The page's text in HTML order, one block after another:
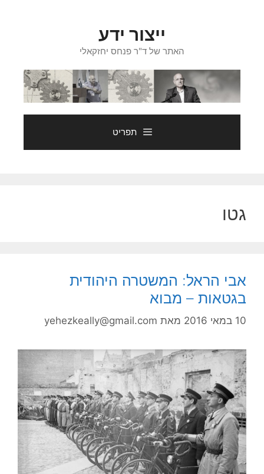
ייצור ידע
האתר של ד"ר פנחס יחזקאלי
תפריט
גטו
אבי הראל: המשטרה היהודית
בגטאות – מבוא
10 במאי 2016 מאת yehezkeally@gmail.com